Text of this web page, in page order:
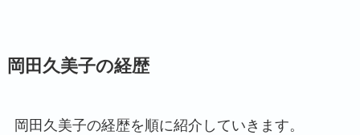
岡田久美子の経歴
岡田久美子の経歴を順に紹介していきます。